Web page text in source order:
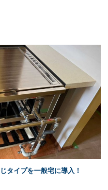
タイプを一般宅に導入！